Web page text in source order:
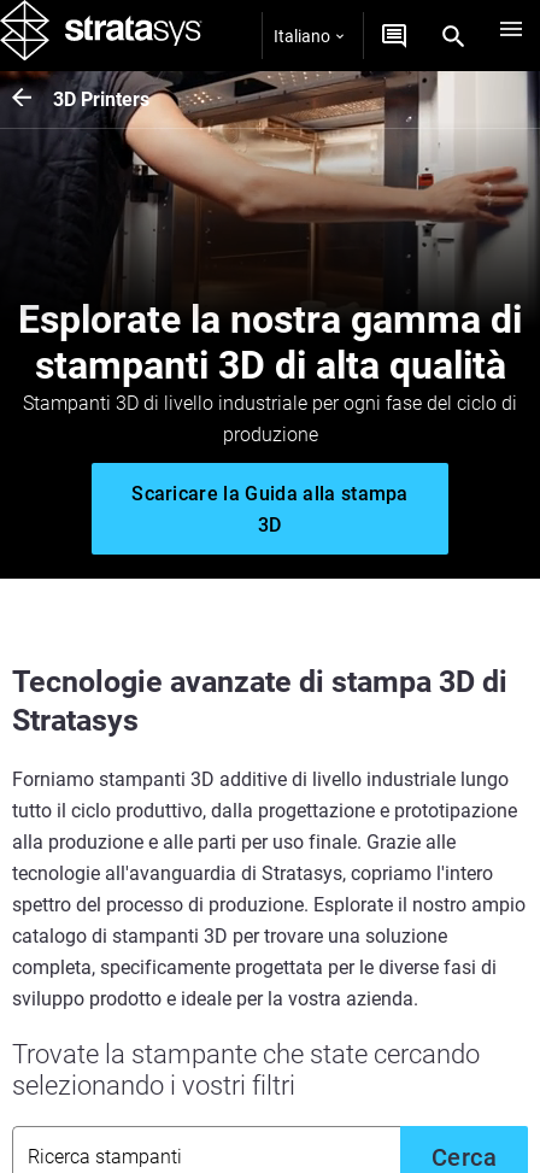
Italiano
3D Printers
Esplorate la nostra gamma di
stampanti 3D di alta qualità
Stampanti 3D di livello industriale per ogni fase del ciclo di
produzione
Scaricare la Guida alla stampa
3D
Tecnologie avanzate di stampa 3D di
Stratasys
Forniamo stampanti 3D additive di livello industriale lungo
tutto il ciclo produttivo, dalla progettazione e prototipazione
alla produzione e alle parti per uso finale. Grazie alle
tecnologie all'avanguardia di Stratasys, copriamo l'intero
spettro del processo di produzione. Esplorate il nostro ampio
catalogo di stampanti 3D per trovare una soluzione
completa, specificamente progettata per le diverse fasi di
sviluppo prodotto e ideale per la vostra azienda.
Trovate la stampante che state cercando
selezionando i vostri filtri
Cerca